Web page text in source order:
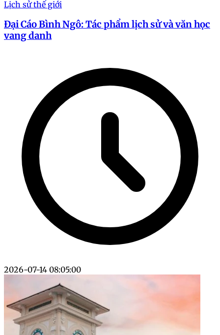
Lịch sử thế giới
Đại Cáo Bình Ngô: Tác phẩm lịch sử và văn học
vang danh
2026-07-14 08:05:00